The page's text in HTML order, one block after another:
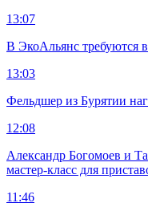
13:07
В ЭкоАльянс требуются
13:03
Фельдшер из Бурятии
12:08
Александр Богомоев и
мастер-класс для
11:46